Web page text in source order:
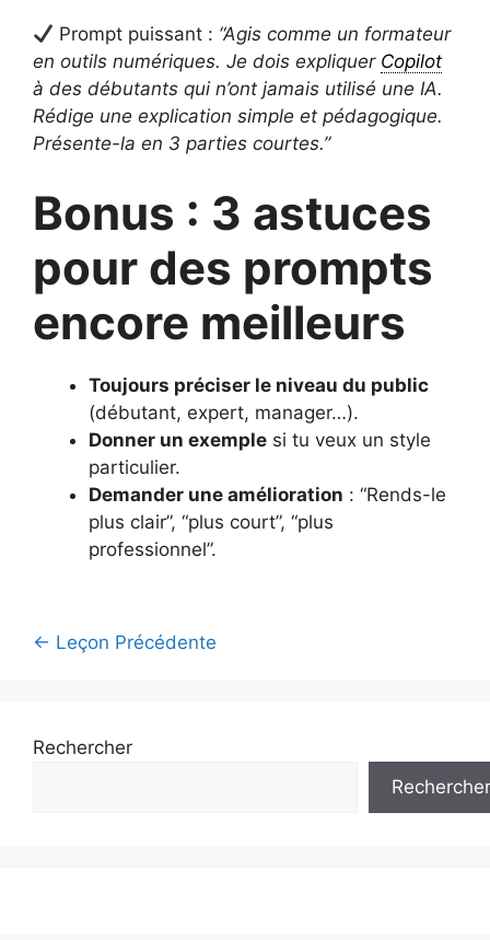
Prompt puissant : “Agis comme un formateur
en outils numériques. Je dois expliquer Copilot
à des débutants qui n’ont jamais utilisé une IA.
Rédige une explication simple et pédagogique.
Présente-la en 3 parties courtes.”
Bonus : 3 astuces
pour des prompts
encore meilleurs
Toujours préciser le niveau du public
(débutant, expert, manager…).
Donner un exemple si tu veux un style
particulier.
Demander une amélioration : “Rends-le
plus clair”, “plus court”, “plus
professionnel”.
← Leçon Précédente
Rechercher
Rechercher